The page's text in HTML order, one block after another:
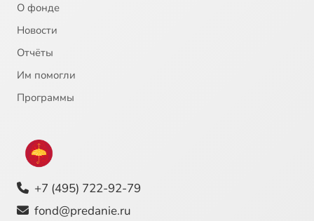
О фонде
Новости
Отчёты
Им помогли
Программы
+7 (495) 722-92-79
fond@predanie.ru